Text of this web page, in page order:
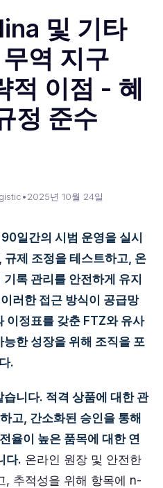
및 기타
역 지구
적 이점 - 혜
정 준수
•2025년 10월 24일
일간의 시범 운영을 실시
제 조정을 테스트하고, 온
록 관리를 안전하게 유지
러한 접근 방식이 공급망
이정표를 갖춘 FTZ와 유사
한 성장을 위해 조직을 포
.
니다. 적격 상품에 대한 관
고, 간소화된 승인을 통해
율이 높은 품목에 대한 연
다. 온라인 원장 및 안전한
, 추적성을 위해 항목에 n-